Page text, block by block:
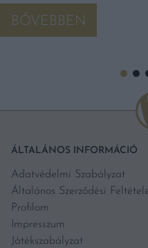
BŐVEBBEN
ÁLTALÁNOS INFORMÁCIÓ
Adatvédelmi Szabályzat
Általános Szerződési
Profilom
Impresszum
Játékszabályzat